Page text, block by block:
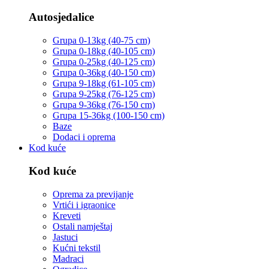
Autosjedalice
Grupa 0-13kg (40-75 cm)
Grupa 0-18kg (40-105 cm)
Grupa 0-25kg (40-125 cm)
Grupa 0-36kg (40-150 cm)
Grupa 9-18kg (61-105 cm)
Grupa 9-25kg (76-125 cm)
Grupa 9-36kg (76-150 cm)
Grupa 15-36kg (100-150 cm)
Baze
Dodaci i oprema
Kod kuće
Kod kuće
Oprema za previjanje
Vrtići i igraonice
Kreveti
Ostali namještaj
Jastuci
Kućni tekstil
Madraci